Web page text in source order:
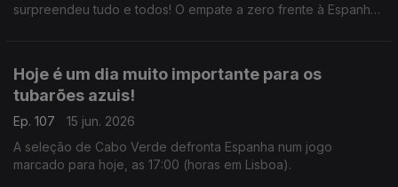
surpreendeu tudo e todos! O empate a zero frente à Espanha,
Hoje é um dia muito importante para os
tubarões azuis!
Ep. 107
15 jun. 2026
A seleção de Cabo Verde defronta Espanha num jogo
marcado para hoje, as 17:00 (horas em Lisboa).